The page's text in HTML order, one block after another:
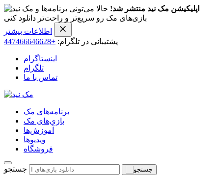
اپلیکیشن مک نید منتشر شد! حالا می‌تونی برنامه‌ها و
بازی‌های مک رو سریع‌تر و راحت‌تر دانلود کنی
اطلاعات بیشتر
پشتیبانی در تلگرام: +447466646628
اینستاگرام
تلگرام
تماس با ما
برنامه‌های مک
بازی‌های مک
آموزش‌ها
ویدیو‌ها
فروشگاه
جستجو